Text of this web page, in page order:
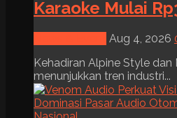
Karaoke Mulai
Aug 4, 2026
Kehadiran Alpine Style dan
menunjukkan tren industri...